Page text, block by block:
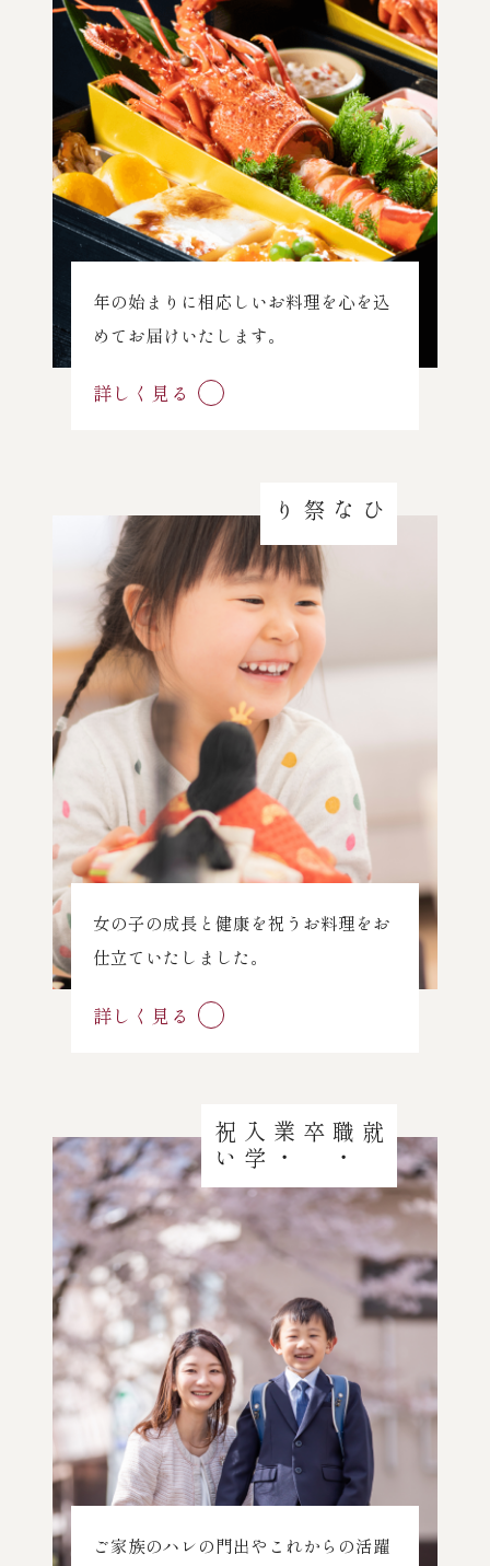
年の始まりに相応しいお料理を心を込
めてお届けいたします。
詳しく見る
ひな祭り
女の子の成長と健康を祝うお料理をお
仕立ていたしました。
詳しく見る
就職
・
卒業
・
入
学
祝
い
ご家族のハレの門出やこれからの活躍